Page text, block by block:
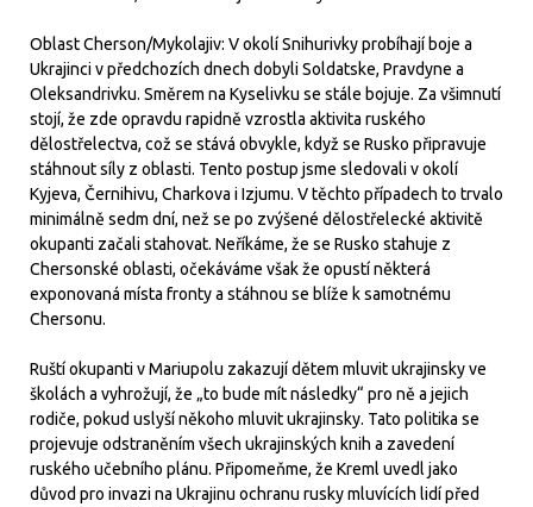
Oblast Cherson/Mykolajiv: V okolí Snihurivky probíhají boje a
Ukrajinci v předchozích dnech dobyli Soldatske, Pravdyne a
Oleksandrivku. Směrem na Kyselivku se stále bojuje. Za všimnutí
stojí, že zde opravdu rapidně vzrostla aktivita ruského
dělostřelectva, což se stává obvykle, když se Rusko připravuje
stáhnout síly z oblasti. Tento postup jsme sledovali v okolí
Kyjeva, Černihivu, Charkova i Izjumu. V těchto případech to trvalo
minimálně sedm dní, než se po zvýšené dělostřelecké aktivitě
okupanti začali stahovat. Neříkáme, že se Rusko stahuje z
Chersonské oblasti, očekáváme však že opustí některá
exponovaná místa fronty a stáhnou se blíže k samotnému
Chersonu.
Ruští okupanti v Mariupolu zakazují dětem mluvit ukrajinsky ve
školách a vyhrožují, že „to bude mít následky“ pro ně a jejich
rodiče, pokud uslyší někoho mluvit ukrajinsky. Tato politika se
projevuje odstraněním všech ukrajinských knih a zavedení
ruského učebního plánu. Připomeňme, že Kreml uvedl jako
důvod pro invazi na Ukrajinu ochranu rusky mluvících lidí před